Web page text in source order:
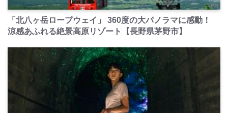
PR
「北八ヶ岳ロープウェイ」 360度の大パノラマに感動！
涼感あふれる絶景高原リゾート【長野県茅野市】